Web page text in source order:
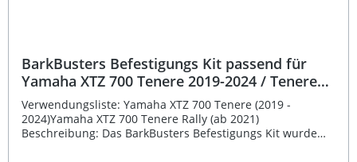
BarkBusters Befestigungs Kit passend für
Yamaha XTZ 700 Tenere 2019-2024 / Tenere
Rally ab 2021
Verwendungsliste: Yamaha XTZ 700 Tenere (2019 -
2024)Yamaha XTZ 700 Tenere Rally (ab 2021)
Beschreibung: Das BarkBusters Befestigungs Kit wurde